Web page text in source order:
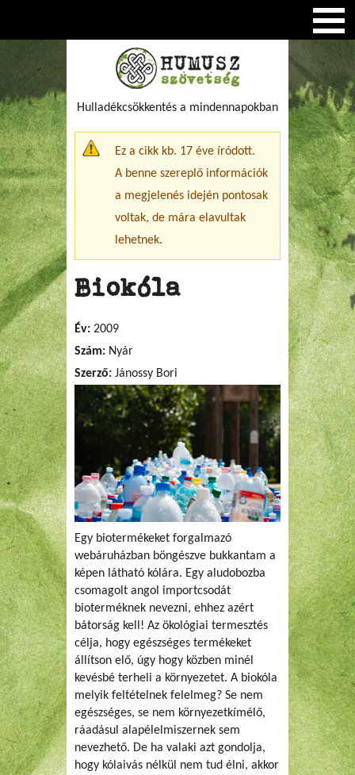
Hulladékcsökkentés a mindennapokban
Figyelmeztető üzenet
Ez a cikk kb. 17 éve íródott.
A benne szereplő információk
a megjelenés idején pontosak
voltak, de mára elavultak
lehetnek.
Biokóla
Év: 2009
Szám: Nyár
Szerző: Jánossy Bori
Egy biotermékeket forgalmazó
webáruházban böngészve bukkantam a
képen látható kólára. Egy aludobozba
csomagolt angol importcsodát
bioterméknek nevezni, ehhez azért
bátorság kell! Az ökológiai termesztés
célja, hogy egészséges termékeket
állítson elő, úgy hogy közben minél
kevésbé terheli a környezetet. A biokóla
melyik feltételnek felelmeg? Se nem
egészséges, se nem környezetkímélő,
ráadásul alapélelmiszernek sem
nevezhető. De ha valaki azt gondolja,
hogy kólaivás nélkül nem tud élni, akkor